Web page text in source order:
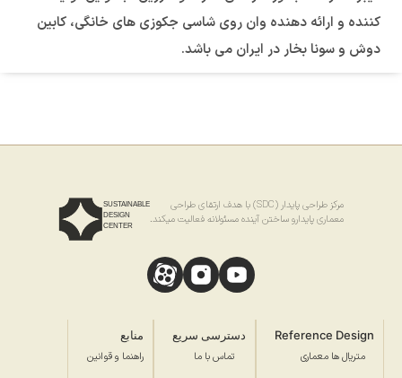
کننده و ارائه دهنده وان روی شاسی جکوزی های خانگی، کابین
دوش و سونا بخار در ایران می باشد.
مرکز طراحی پایدار (SDC) با هدف ارتقای طراحی
معماری پایدارو ساختن آینده مسئولانه فعالیت میکند.
SUSTAINABLE
DESIGN
CENTER
Reference Design
متریال ها معماری
دسترسی سریع
تماس با ما
منابع
راهنما و قوانین